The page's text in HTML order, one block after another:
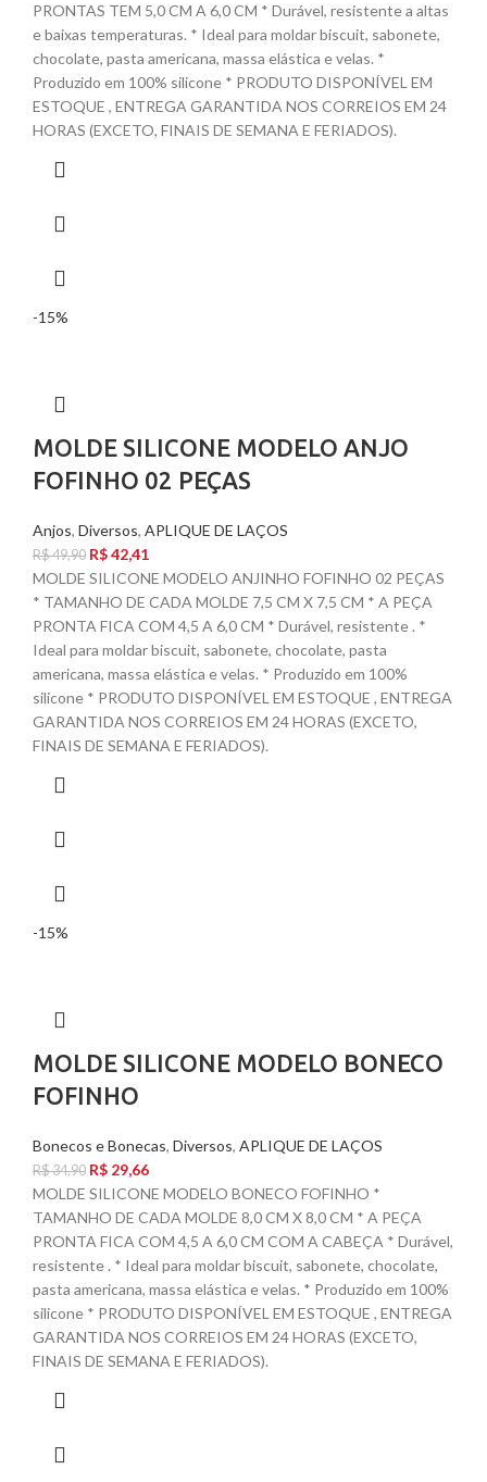
PRONTAS TEM 5,0 CM A 6,0 CM * Durável, resistente a altas
e baixas temperaturas. * Ideal para moldar biscuit, sabonete,
chocolate, pasta americana, massa elástica e velas. *
Produzido em 100% silicone * PRODUTO DISPONÍVEL EM
ESTOQUE , ENTREGA GARANTIDA NOS CORREIOS EM 24
HORAS (EXCETO, FINAIS DE SEMANA E FERIADOS).
-15%
MOLDE SILICONE MODELO ANJO
FOFINHO 02 PEÇAS
Anjos, Diversos, APLIQUE DE LAÇOS
R$49,90 R$42,41
MOLDE SILICONE MODELO ANJINHO FOFINHO 02 PEÇAS
* TAMANHO DE CADA MOLDE 7,5 CM X 7,5 CM * A PEÇA
PRONTA FICA COM 4,5 A 6,0 CM * Durável, resistente . *
Ideal para moldar biscuit, sabonete, chocolate, pasta
americana, massa elástica e velas. * Produzido em 100%
silicone * PRODUTO DISPONÍVEL EM ESTOQUE , ENTREGA
GARANTIDA NOS CORREIOS EM 24 HORAS (EXCETO,
FINAIS DE SEMANA E FERIADOS).
-15%
MOLDE SILICONE MODELO BONECO
FOFINHO
Bonecos e Bonecas, Diversos, APLIQUE DE LAÇOS
R$34,90 R$ 29,66
MOLDE SILICONE MODELO BONECO FOFINHO *
TAMANHO DE CADA MOLDE 8,0 CM X 8,0 CM * A PEÇA
PRONTA FICA COM 4,5 A 6,0 CM COM A CABEÇA * Durável,
resistente . * Ideal para moldar biscuit, sabonete, chocolate,
pasta americana, massa elástica e velas. * Produzido em 100%
silicone * PRODUTO DISPONÍVEL EM ESTOQUE , ENTREGA
GARANTIDA NOS CORREIOS EM 24 HORAS (EXCETO,
FINAIS DE SEMANA E FERIADOS).